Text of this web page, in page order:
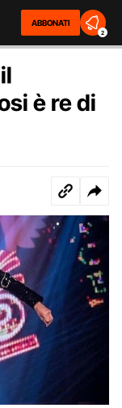
ABBONATI
2
è re di